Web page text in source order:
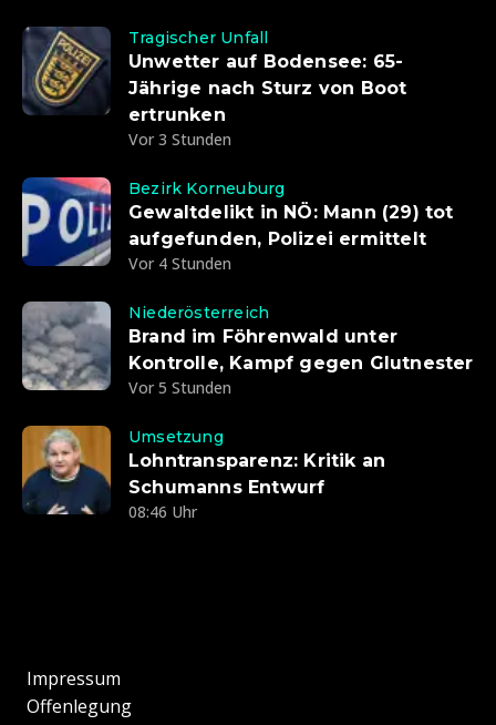
Tragischer Unfall
Unwetter auf Bodensee: 65-
Jährige nach Sturz von Boot
ertrunken
Vor 3 Stunden
Bezirk Korneuburg
Gewaltdelikt in NÖ: Mann (29) tot
aufgefunden, Polizei ermittelt
Vor 4 Stunden
Niederösterreich
Brand im Föhrenwald unter
Kontrolle, Kampf gegen Glutnester
Vor 5 Stunden
Umsetzung
Lohntransparenz: Kritik an
Schumanns Entwurf
08:46 Uhr
Impressum
Offenlegung